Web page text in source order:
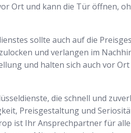
Ort und kann die Tür öffnen,
sollte auch auf die
und verlangen im
und halten sich auch vor Ort
die schnell und
Preisgestaltung und
ist Ihr Ansprechpartner für